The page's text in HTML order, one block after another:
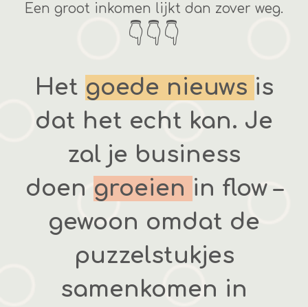
Een groot inkomen lijkt dan zover weg.
👇👇👇
Het goede nieuws is
dat het echt kan. Je
zal je business
doen groeien in flow –
gewoon omdat de
puzzelstukjes
samenkomen in